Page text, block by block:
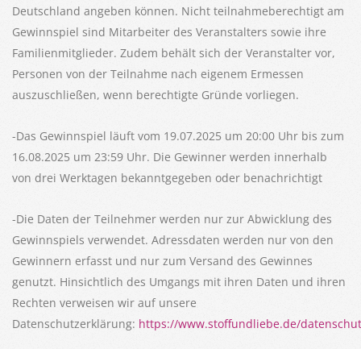
Deutschland angeben können. Nicht teilnahmeberechtigt am
Gewinnspiel sind Mitarbeiter des Veranstalters sowie ihre
Familienmitglieder. Zudem behält sich der Veranstalter vor,
Personen von der Teilnahme nach eigenem Ermessen
auszuschließen, wenn berechtigte Gründe vorliegen.
-Das Gewinnspiel läuft vom 19.07.2025 um 20:00 Uhr bis zum
16.08.2025 um 23:59 Uhr. Die Gewinner werden innerhalb
von drei Werktagen bekanntgegeben oder benachrichtigt
-Die Daten der Teilnehmer werden nur zur Abwicklung des
Gewinnspiels verwendet. Adressdaten werden nur von den
Gewinnern erfasst und nur zum Versand des Gewinnes
genutzt. Hinsichtlich des Umgangs mit ihren Daten und ihren
Rechten verweisen wir auf unsere
Datenschutzerklärung: https://www.stoffundliebe.de/